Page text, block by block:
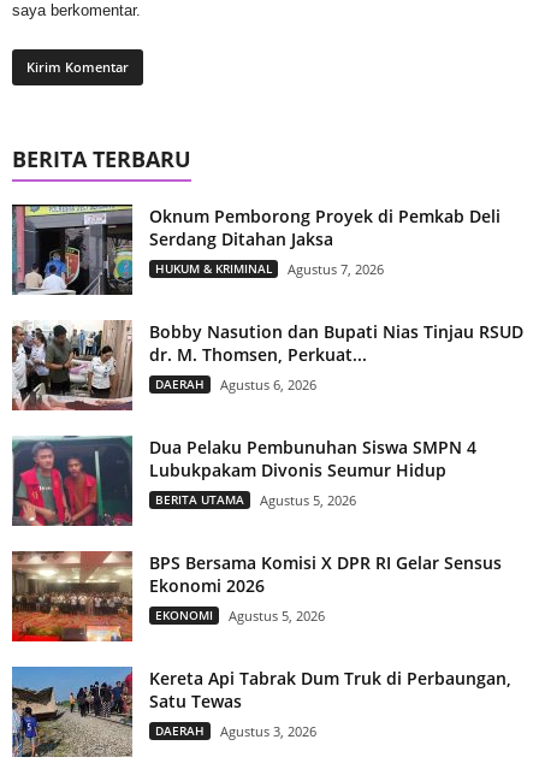
saya berkomentar.
BERITA TERBARU
Oknum Pemborong Proyek di Pemkab Deli
Serdang Ditahan Jaksa
HUKUM & KRIMINAL Agustus 7, 2026
Bobby Nasution dan Bupati Nias Tinjau RSUD
dr. M. Thomsen, Perkuat...
DAERAH Agustus 6, 2026
Dua Pelaku Pembunuhan Siswa SMPN 4
Lubukpakam Divonis Seumur Hidup
BERITA UTAMA Agustus 5, 2026
BPS Bersama Komisi X DPR RI Gelar Sensus
Ekonomi 2026
EKONOMI Agustus 5, 2026
Kereta Api Tabrak Dum Truk di Perbaungan,
Satu Tewas
DAERAH Agustus 3, 2026